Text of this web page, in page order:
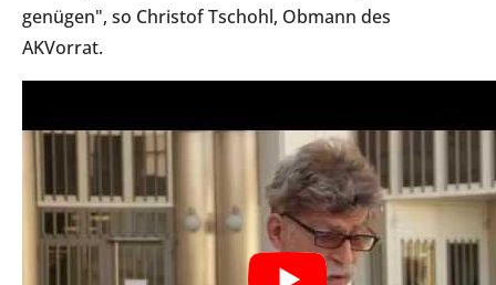
genügen", so Christof Tschohl, Obmann des
AKVorrat.